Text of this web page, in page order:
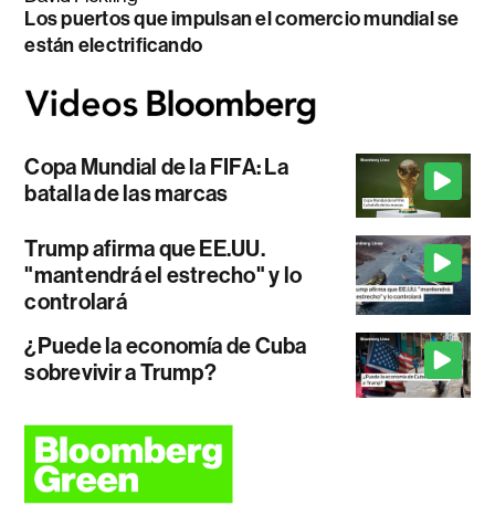
Los puertos que impulsan el comercio mundial se
están electrificando
Copa Mundial de la FIFA: La
batalla de las marcas
Trump afirma que EE.UU.
"mantendrá el estrecho" y lo
controlará
¿Puede la economía de Cuba
sobrevivir a Trump?